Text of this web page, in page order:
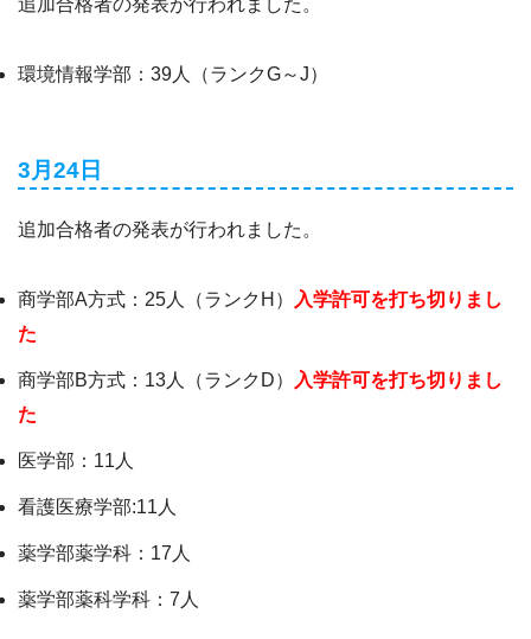
環境情報学部：39人（ランクG～J）
3月24日
追加合格者の発表が行われました。
商学部A方式：25人（ランクH）
入学許可を打ち切りまし
た
商学部B方式：13人（ランクD）
入学許可を打ち切りまし
た
医学部：11人
看護医療学部:11人
薬学部薬学科：17人
薬学部薬科学科：7人